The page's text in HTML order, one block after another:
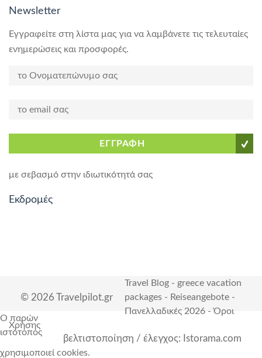
Newsletter
Εγγραφείτε στη λίστα μας για να λαμβάνετε τις τελευταίες
ενημερώσεις και προσφορές.
ΕΓΓΡΑΦΗ
με σεβασμό στην ιδιωτικότητά σας
Εκδρομές
© 2026 Travelpilot.gr
Travel Blog - greece vacation
packages - Reiseangebote -
Πανελλαδικές 2026 -Όροι
Χρήσης
βελτιστοποίηση / έλεγχος: Istorama.com
Ο παρών
ιστότοπος
χρησιμοποιεί cookies.